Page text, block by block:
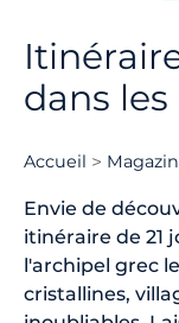
dans les
Accueil
Envie de
itinéraire de 21
l'archipel grec
cristallines,